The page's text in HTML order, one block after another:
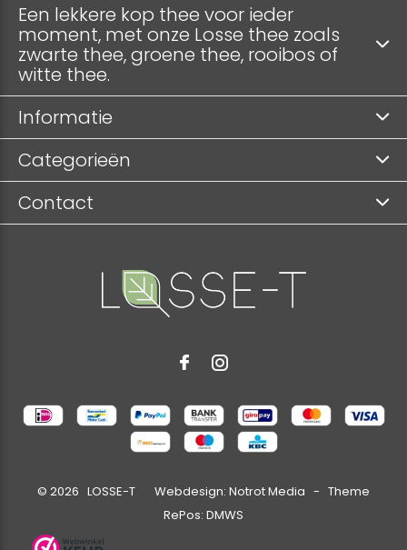
Een lekkere kop thee voor ieder
moment, met onze Losse thee zoals
zwarte thee, groene thee, rooibos of
witte thee.
Informatie
Categorieën
Contact
© 2026 LOSSE-T Webdesign: Notrot Media - Theme
RePos: DMWS